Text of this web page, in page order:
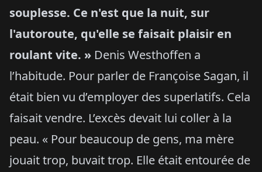
souplesse. Ce n'est que la nuit, sur
l'autoroute, qu'elle se faisait plaisir en
roulant vite. » Denis Westhoffen a
l’habitude. Pour parler de Françoise Sagan, il
était bien vu d’employer des superlatifs. Cela
faisait vendre. L’excès devait lui coller à la
peau. « Pour beaucoup de gens, ma mère
jouait trop, buvait trop. Elle était entourée de